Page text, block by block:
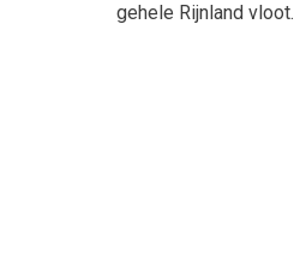
gehele Rijnland vloot.